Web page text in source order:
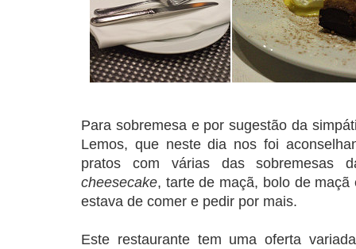
Para sobremesa e por sugestão da
Lemos, que neste dia nos foi
pratos com várias das sobremesas
cheesecake, tarte de maçã, bolo de
estava de comer e pedir por mais.
Este restaurante tem uma oferta